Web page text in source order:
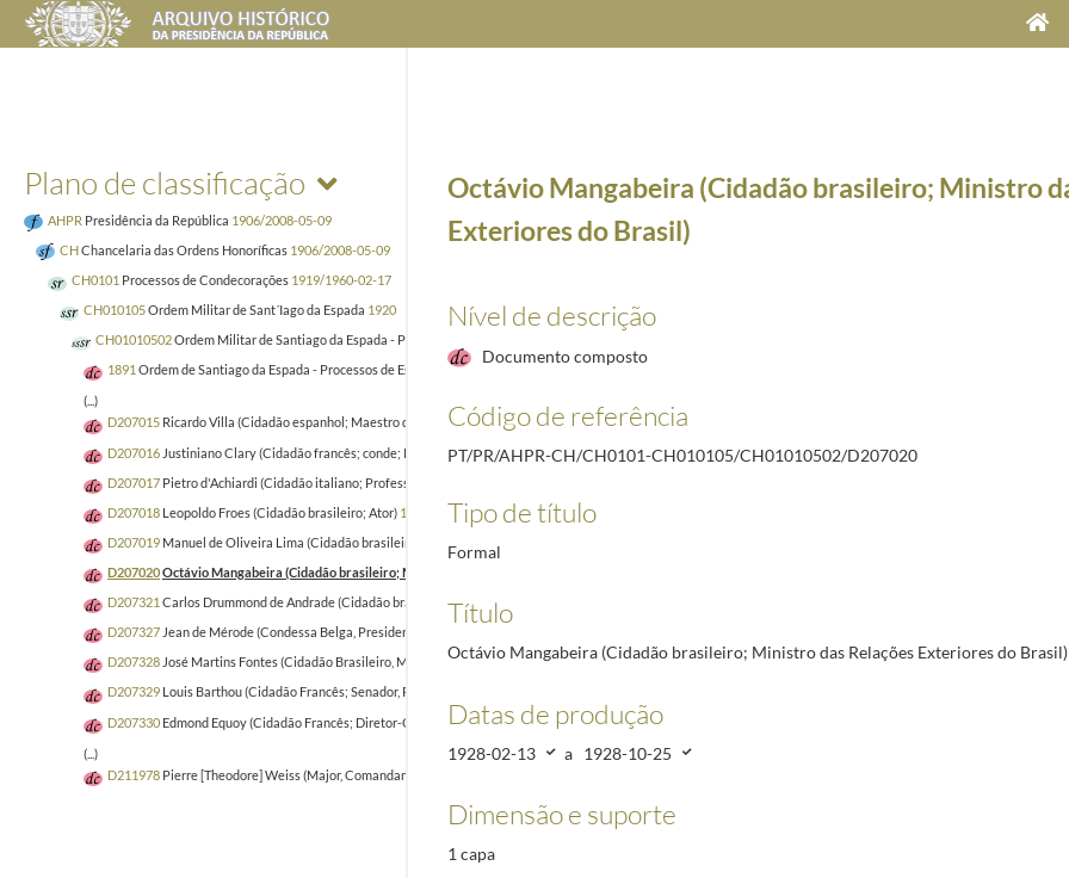
Plano de classificação
AHPR Presidência da República 1906/2008-05-09
CHChancelaria das Ordens Honoríficas 1906/2008-05-09
CH0101 Processos de Condecorações 1919/1960-02-17
CH010105Ordem Militar de Sant´Iago da Espada 1920
CH01010502Ordem Militar de Santiago da Espada - Processos de Estrangeiros
1891 Ordem de Santiago da Espada - Processos de Estrangeiros
(...)
D207015 Ricardo Villa (Cidadão espanhol; Maestro da Banda Municipal de Madrid) 1927-07-14/1928-04-07
D207016 Justiniano Clary (Cidadão francês; conde; Presidente do Comité Olimpico Francês de Saint Hubert Club e da Sociedade Le Pistolet)1927-09-02/1927-10-26
D207017 Pietro d'Achiardi (Cidadão italiano; Professor de Arquitetura da Escola Superior de Arquitetura e do Instituto de Belas Artes)
D207018 Leopoldo Froes (Cidadão brasileiro; Ator) 1927-10-19/1929-01-08
D207019 Manuel de Oliveira Lima (Cidadão brasileiro; Sócio da Academia Brasileira e Academia das Ciências; antigo Ministro Plenipotenciário)
D207020Octávio Mangabeira (Cidadão brasileiro; Ministro das Relações Exteriores do Brasil)
D207321 Carlos Drummond de Andrade (Cidadão brasileiro; Escritor)
D207327 Jean de Mérode (Condessa Belga, Presidente da Delegação Belga no Comité Permanente Interaliados; Presidente de Honra de l'Oeuvre Nationale des
D207328 José Martins Fontes (Cidadão Brasileiro, Médico; homem de Letras)1923-12-10/1925-09-08
D207329 Louis Barthou (Cidadão Francês; Senador, Presidente da Comissão das Reparações, Presidente do Comité France-Portugal)
D207330 Edmond Equoy (Cidadão Francês; Diretor-Geral da Empresa Jornalística do Norte da França "[Le] Télégramme")
(...)
D211978 Pierre [Theodore] Weiss (Major, Comandante do 34º Regimento de Aviação Francesa)
Octávio Mangabeira (Cidadão brasileiro; Ministro
Exteriores do Brasil)
Nível de descrição
Documento composto
Código de referência
PT/PR/AHPR-CH/CH0101-CH010105/CH01010502/D207020
Tipo de título
Formal
Título
Octávio Mangabeira (Cidadão brasileiro; Ministro das Relações Exteriores do Brasil)
Datas de produção
1928-02-13 a 1928-10-25
Dimensão e suporte
1 capa